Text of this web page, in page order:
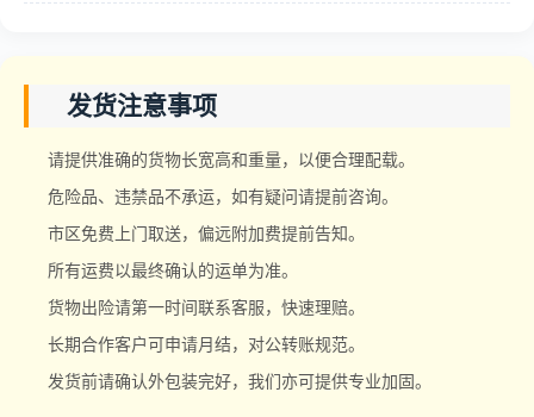
发货注意事项
请提供准确的货物长宽高和重量，以便合理配载。
危险品、违禁品不承运，如有疑问请提前咨询。
市区免费上门取送，偏远附加费提前告知。
所有运费以最终确认的运单为准。
货物出险请第一时间联系客服，快速理赔。
长期合作客户可申请月结，对公转账规范。
发货前请确认外包装完好，我们亦可提供专业加固。